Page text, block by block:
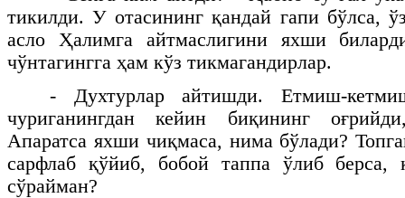
тикилди. У отасининг қандай гапи бўлса,
асло Ҳалимга айтмаслигини яхши
чўнтагингга ҳам кўз тикмагандирлар.
- Духтурлар айтишди. Етмиш-
чуриганингдан кейин биқининг
Апаратса яхши чиқмаса, нима бўлади?
сарфлаб қўйиб, бобой таппа ўлиб
сўрайман?